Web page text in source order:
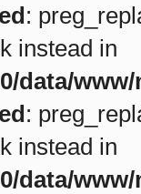
:
instead in
data/
:
instead in
data/